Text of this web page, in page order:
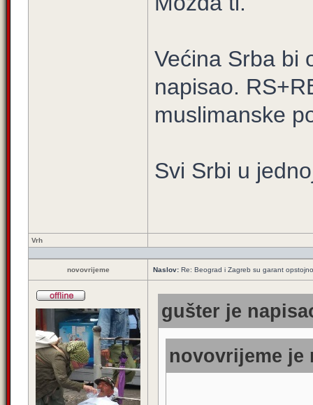
Većina Srba bi
napisao.
muslimanske
Svi Srbi u
Vrh
novovrijeme Naslov: Re: Beograd i Zagreb su garant
gušter je
novovrijeme je